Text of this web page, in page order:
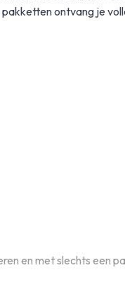
ontvang je
en met slechts een